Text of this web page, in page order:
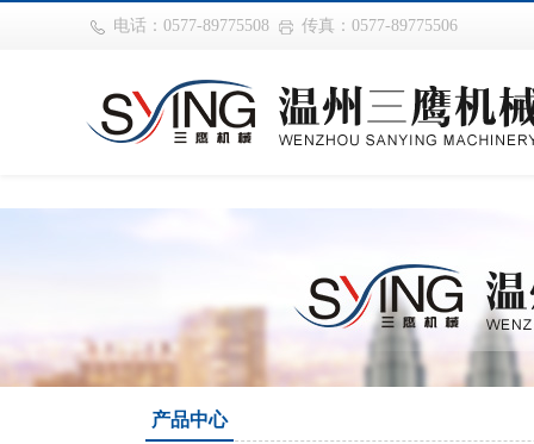
电话：0577-89775508 传真：0577-89775506
产品中心